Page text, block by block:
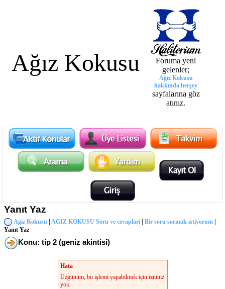
Ağız Kokusu
Foruma yeni
gelenler;
Ağız Kokusu
hakkında herşey
sayfalarına göz
atınız.
Yanıt Yaz
Agiz Kokusu| AGIZ KOKUSU Soru ve cevaplari| Bir soru sormak istiyorum|
Yanıt Yaz
Konu: tip 2 (geniz akintisi)
Hata
Üzgünüm, bu işlemi yapabilmek için izniniz
yok.